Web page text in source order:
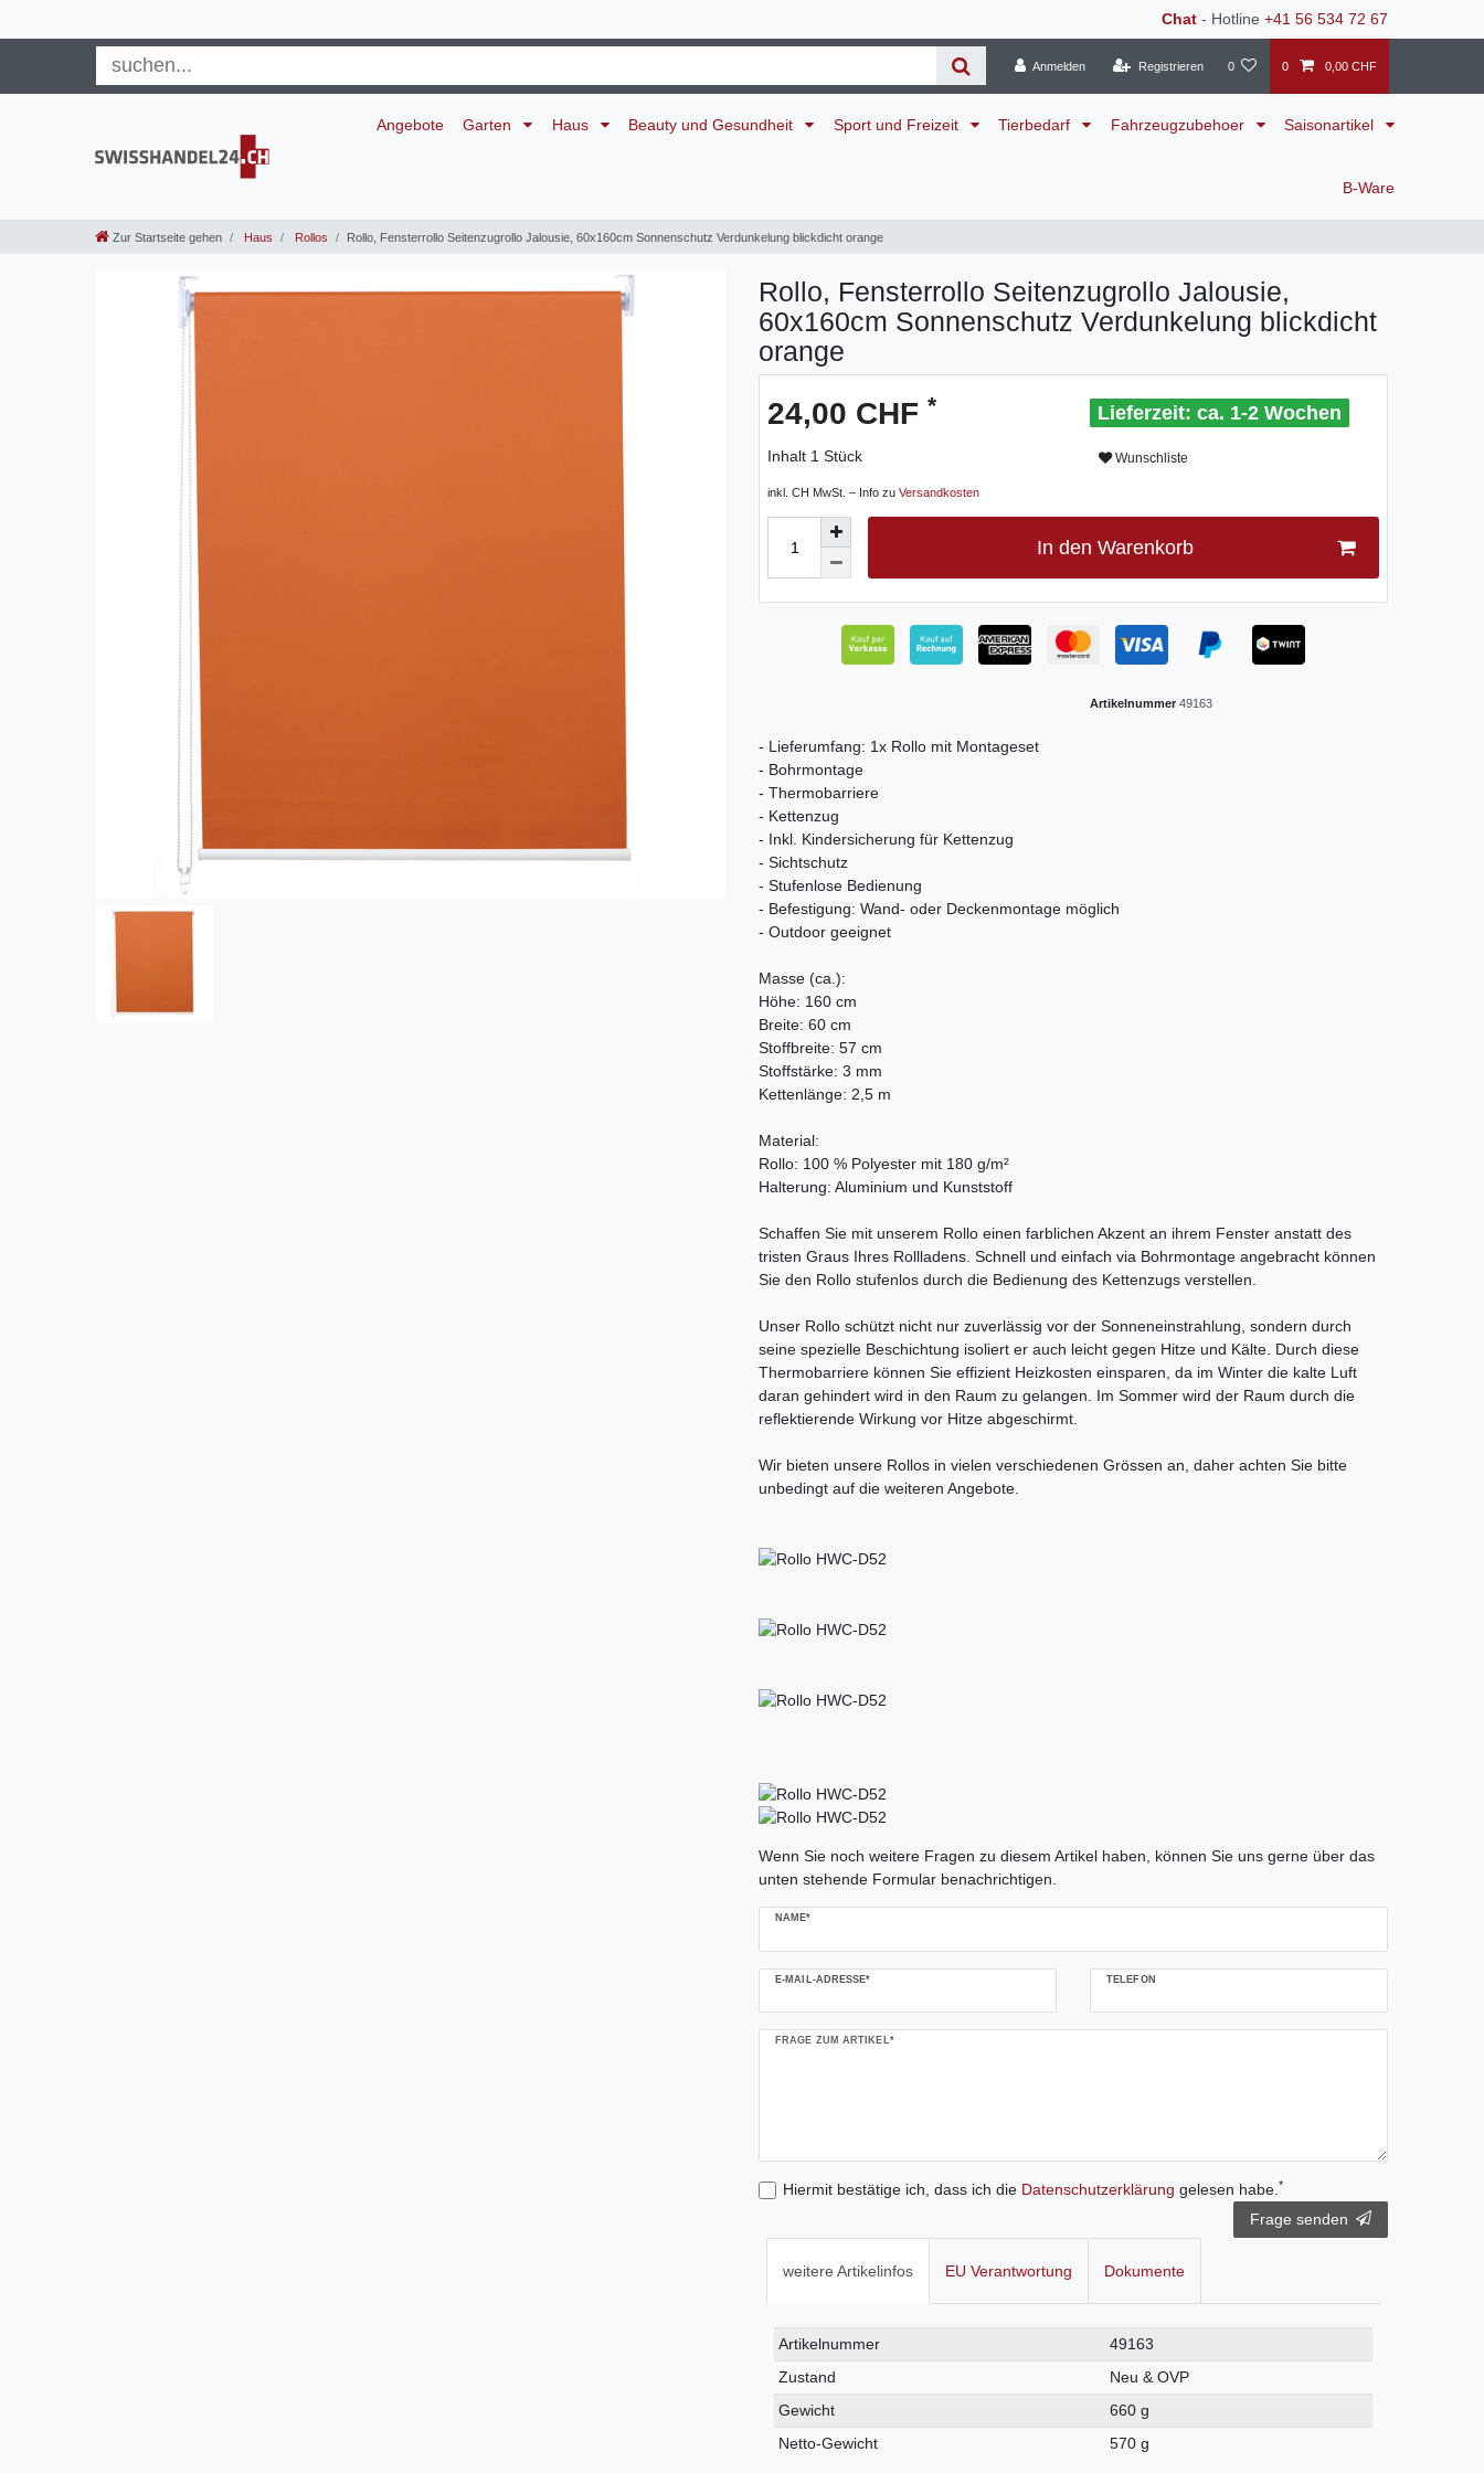
Chat - Hotline +41 56 534 72 67
Anmelden Registrieren 0 0 0,00 CHF
Angebote Garten Haus Beauty und Gesundheit Sport und Freizeit Tierbedarf Fahrzeugzubehoer Saisonartikel
B-Ware
Zur Startseite gehen Haus Rollos Rollo, Fensterrollo Seitenzugrollo Jalousie, 60x160cm Sonnenschutz Verdunkelung blickdicht orange
Rollo, Fensterrollo Seitenzugrollo Jalousie,
60x160cm Sonnenschutz Verdunkelung blickdicht
orange
24,00 CHF *
Inhalt 1 Stück
inkl. CH MwSt. – Info zu Versandkosten
ca. 1-2 Wochen
Wunschliste
In den Warenkorb
Artikelnummer 49163
- Lieferumfang: 1x Rollo mit Montageset
- Bohrmontage
- Thermobarriere
- Kettenzug
- Inkl. Kindersicherung für Kettenzug
- Sichtschutz
- Stufenlose Bedienung
- Befestigung: Wand- oder Deckenmontage möglich
- Outdoor geeignet
Masse (ca.):
Höhe: 160 cm
Breite: 60 cm
Stoffbreite: 57 cm
Stoffstärke: 3 mm
Kettenlänge: 2,5 m
Material:
Rollo: 100 % Polyester mit 180 g/m²
Halterung: Aluminium und Kunststoff
Schaffen Sie mit unserem Rollo einen farblichen Akzent an ihrem Fenster anstatt des
tristen Graus Ihres Rollladens. Schnell und einfach via Bohrmontage angebracht können
Sie den Rollo stufenlos durch die Bedienung des Kettenzugs verstellen.
Unser Rollo schützt nicht nur zuverlässig vor der Sonneneinstrahlung, sondern durch
seine spezielle Beschichtung isoliert er auch leicht gegen Hitze und Kälte. Durch diese
Thermobarriere können Sie effizient Heizkosten einsparen, da im Winter die kalte Luft
daran gehindert wird in den Raum zu gelangen. Im Sommer wird der Raum durch die
reflektierende Wirkung vor Hitze abgeschirmt.
Wir bieten unsere Rollos in vielen verschiedenen Grössen an, daher achten Sie bitte
unbedingt auf die weiteren Angebote.
Wenn Sie noch weitere Fragen zu diesem Artikel haben, können Sie uns gerne über das
unten stehende Formular benachrichtigen.
NAME*
E-MAIL-ADRESSE* TELEFON
FRAGE ZUM ARTIKEL*
Hiermit bestätige ich, dass ich die Daten­schutz­erklärung gelesen habe.*
Frage senden
weitere Artikelinfos EU Verantwortung Dokumente
Technisches
Merkmal
Wert
Artikelnummer
49163
Zustand
Neu & OVP
Gewicht
660 g
Netto-Gewicht
570 g